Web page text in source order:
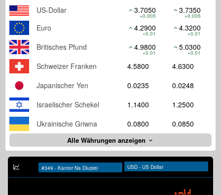
US-Dollar
3.7050
+0.005
3.7350
+0.005
Euro 4.2900
+0.01
4.3200
+0.01
Britisches Pfund 4.9800
+0.01
5.0300
+0.01
Schweizer Franken 4.5800
4.6300
Japanischer Yen
0.0235
0.0248
Israelischer Schekel
1.1400
1.2500
Ukrainische Griwna
0.0800 0.0850
Alle Währungen anzeigen